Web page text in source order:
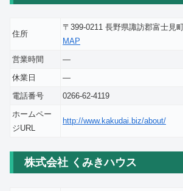
住所
〒399-0211 長野県諏訪郡富士見
MAP
営業時間
―
休業日
―
電話番号
0266-62-4119
ホームペー
ジURL
http://www.kakudai.biz/about/
株式会社 くみきハウス